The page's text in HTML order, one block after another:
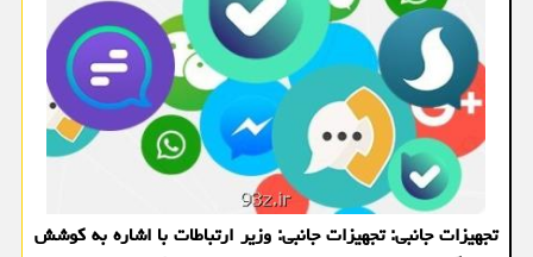
تجهیزات جانبی: تجهیزات جانبی: وزیر ارتباطات با اشاره به کوشش